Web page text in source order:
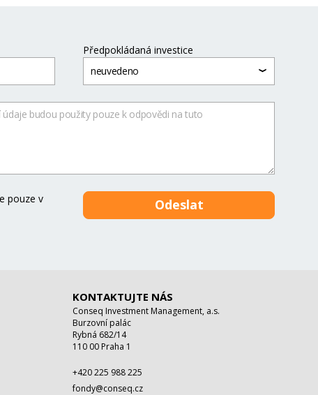
Předpokládaná investice
neuvedeno
pouze v
KONTAKTUJTE NÁS
Conseq Investment Management, a.s.
Burzovní palác
Rybná 682/14
110 00 Praha 1
+420 225 988 225
fondy@conseq.cz